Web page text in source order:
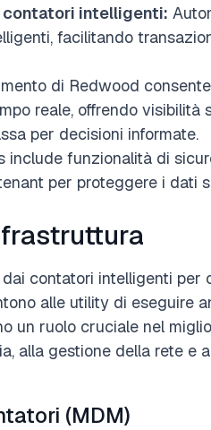
contatori intelligenti:
facilitando
di Redwood
reale, offrendo visibilità
per decisioni informate.
include funzionalità di
per proteggere i dati
contatori intelligenti per
alle utility di eseguire
un ruolo cruciale nel
alla gestione della rete e
(MDM)